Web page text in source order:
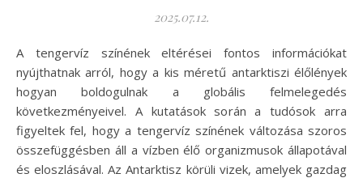
2025.07.12.
A tengervíz színének eltérései fontos információkat
nyújthatnak arról, hogy a kis méretű antarktiszi élőlények
hogyan boldogulnak a globális felmelegedés
következményeivel. A kutatások során a tudósok arra
figyeltek fel, hogy a tengervíz színének változása szoros
összefüggésben áll a vízben élő organizmusok állapotával
és eloszlásával. Az Antarktisz körüli vizek, amelyek gazdag